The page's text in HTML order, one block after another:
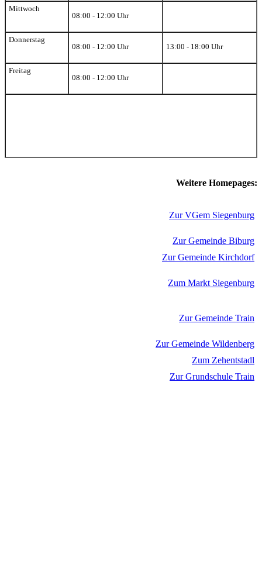
Mittwoch
08:00 - 12:00 Uhr
Donnerstag
08:00 - 12:00 Uhr
13:00 - 18:00 Uhr
Freitag
08:00 - 12:00 Uhr
Weitere Homepages:
Zur VGem Siegenburg
Zur Gemeinde Biburg
Zur Gemeinde Kirchdorf
Zum Markt Siegenburg
Zur Gemeinde Train
Zur Gemeinde Wildenberg
Zum Zehentstadl
Zur Grundschule Train